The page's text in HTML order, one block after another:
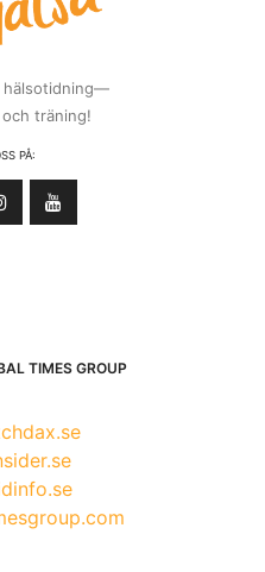
hälsotidning—
träning!
PÅ:
TIMES GROUP